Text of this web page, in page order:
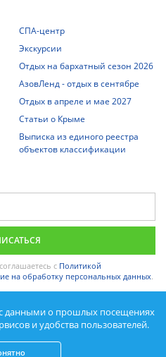
СПА-центр
Экскурсии
Отдых на бархатный сезон 2026
АзовЛенд - отдых в сентябре
Отдых в апреле и мае 2027
Статьи о Крыме
Выписка из единого реестра
объектов классификации
с Политикой
на обработку персональных данных.
данными о прошлых посещениях
и удобства пользователей.